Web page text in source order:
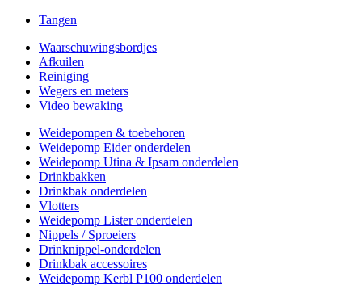
Tangen
Waarschuwingsbordjes
Afkuilen
Reiniging
Wegers en meters
Video bewaking
Weidepompen & toebehoren
Weidepomp Eider onderdelen
Weidepomp Utina & Ipsam onderdelen
Drinkbakken
Drinkbak onderdelen
Vlotters
Weidepomp Lister onderdelen
Nippels / Sproeiers
Drinknippel-onderdelen
Drinkbak accessoires
Weidepomp Kerbl P100 onderdelen